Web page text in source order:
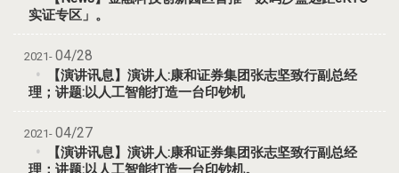
实证专区」。
2021- 04/28
【演讲讯息】演讲人:康和证券集团张志坚致行副总经
理；讲题:以人工智能打造一台印钞机
2021- 04/27
【演讲讯息】演讲人:康和证券集团张志坚致行副总经
理；讲题:以人工智能打造一台印钞机。